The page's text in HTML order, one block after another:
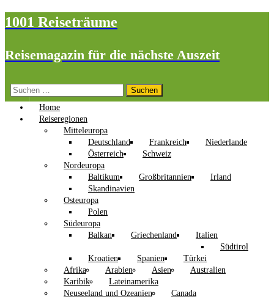
1001 Reiseträume
Reisemagazin für die nächste Auszeit
Suchen
nach:
Home
Reiseregionen
Mitteleuropa
Deutschland
Frankreich
Niederlande
Österreich
Schweiz
Nordeuropa
Baltikum
Großbritannien
Irland
Skandinavien
Osteuropa
Polen
Südeuropa
Balkan
Griechenland
Italien
Südtirol
Kroatien
Spanien
Türkei
Afrika
Arabien Asien
Australien
Karibik
Lateinamerika
Neuseeland und Ozeanien
Canada